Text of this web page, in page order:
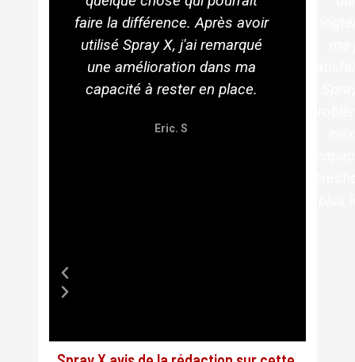
faire la différence. Après avoir
utilisé Spray X, j'ai remarqué
une amélioration dans ma
capacité à rester en place.
Eric. S
n